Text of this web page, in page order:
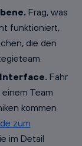
Frag, was
funktioniert,
die den
Fahr
Team
kommen
zum
im Detail